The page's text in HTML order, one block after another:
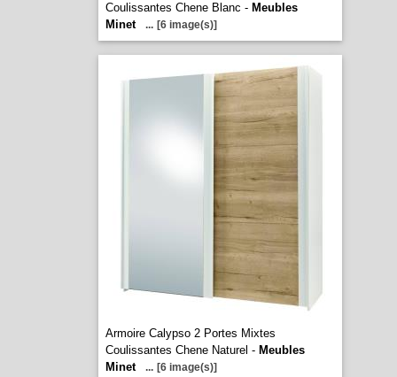
Coulissantes Chene Blanc - Meubles
Minet
... [6 image(s)]
Armoire Calypso 2 Portes Mixtes
Coulissantes Chene Naturel - Meubles
Minet
... [6 image(s)]